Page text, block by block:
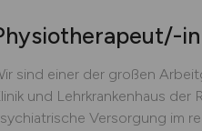
in
sind einer der großen
und Lehrkrankenhaus
Versorgung im